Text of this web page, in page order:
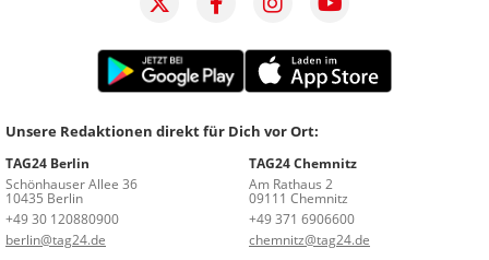
Unsere Redaktionen direkt für Dich vor Ort:
TAG24 Berlin
Schönhauser Allee 36
10435 Berlin
+49 30 120880900
berlin@tag24.de
TAG24 Chemnitz
Am Rathaus 2
09111 Chemnitz
+49 371 6906600
chemnitz@tag24.de